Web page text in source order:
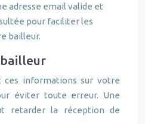
adresse email valide et
pour faciliter les
bailleur.
informations sur votre
éviter toute erreur. Une
retarder la réception de